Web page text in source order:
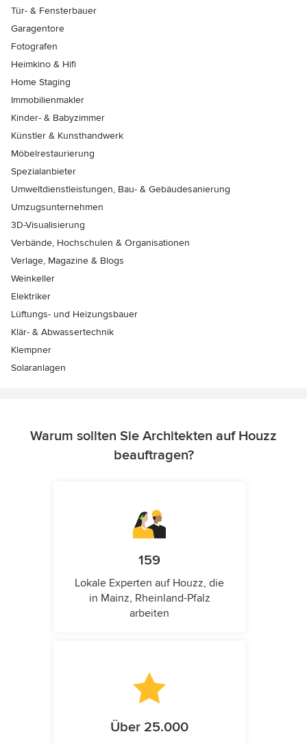
Tür- & Fensterbauer
Garagentore
Fotografen
Heimkino & Hifi
Home Staging
Immobilienmakler
Kinder- & Babyzimmer
Künstler & Kunsthandwerk
Möbelrestaurierung
Spezialanbieter
Umweltdienstleistungen, Bau- & Gebäudesanierung
Umzugsunternehmen
3D-Visualisierung
Verbände, Hochschulen & Organisationen
Verlage, Magazine & Blogs
Weinkeller
Elektriker
Lüftungs- und Heizungsbauer
Klär- & Abwassertechnik
Klempner
Solaranlagen
Warum sollten Sie Architekten auf Houzz
beauftragen?
159
Lokale Experten auf Houzz, die
in Mainz, Rheinland-Pfalz
arbeiten
Über 25.000